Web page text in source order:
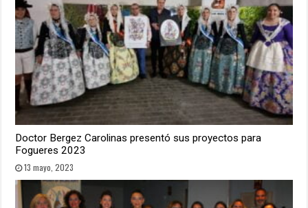
Doctor Bergez Carolinas presentó sus proyectos para
Fogueres 2023
13 mayo, 2023